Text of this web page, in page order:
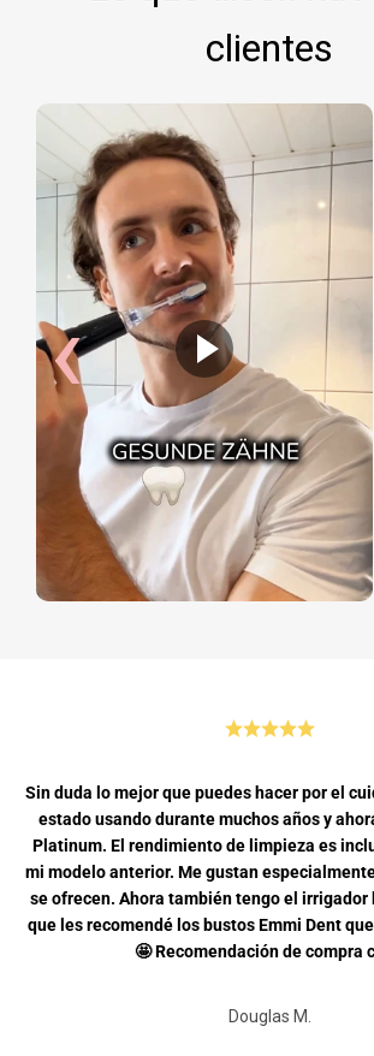
clientes
‹
Sin duda lo mejor que puedes hacer por el
estado usando durante muchos años y
Platinum. El rendimiento de limpieza es
mi modelo anterior. Me gustan
se ofrecen. Ahora también tengo el irrigador
que les recomendé los bustos Emmi Dent
🤩 Recomendación de compra
Douglas M.